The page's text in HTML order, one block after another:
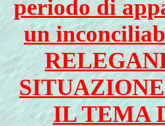
periodo di
un
IL TEMA